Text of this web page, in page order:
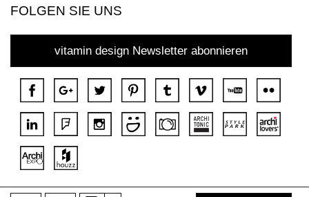
FOLGEN SIE UNS
vitamin design Newsletter abonnieren